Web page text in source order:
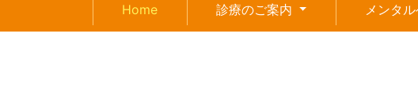
Home(current) 診療のご案内 (current) メンタ